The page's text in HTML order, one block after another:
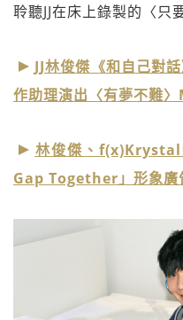
聆聽JJ在床上錄製的〈只
JJ林俊傑《和自己對
作助理演出〈有夢不難
林俊傑、f(x)Krystal
Gap Together」形象廣